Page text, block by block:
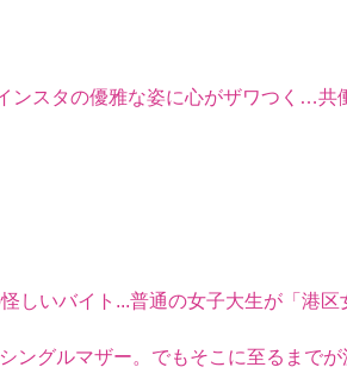
ンスタの優雅な姿に心がザワつく…共
しいバイト...普通の女子大生が「港区
ングルマザー。でもそこに至るまで